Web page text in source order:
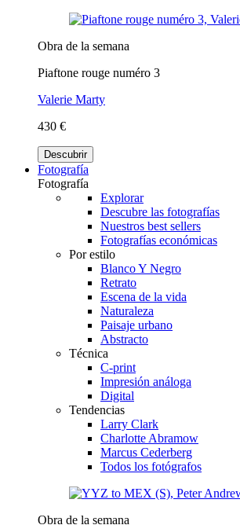
Obra de la semana
Piaftone rouge numéro 3
Valerie Marty
430 €
Descubrir
Fotografía
Fotografía
Explorar
Descubre las fotografías
Nuestros best sellers
Fotografías económicas
Por estilo
Blanco Y Negro
Retrato
Escena de la vida
Naturaleza
Paisaje urbano
Abstracto
Técnica
C-print
Impresión análoga
Digital
Tendencias
Larry Clark
Charlotte Abramow
Marcus Cederberg
Todos los fotógrafos
Obra de la semana